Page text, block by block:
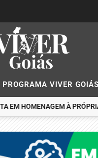
PROGRAMA VIVER GOIÁS
À PRÓPRIA